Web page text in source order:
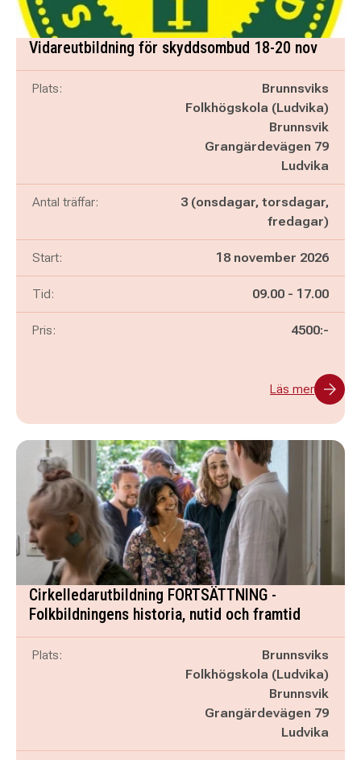
Vidareutbildning för skyddsombud 18-20 nov
Plats:
Brunnsviks
Folkhögskola (Ludvika)
Brunnsvik
Grangärdevägen 79
Ludvika
Antal träffar:
3 (onsdagar, torsdagar,
fredagar)
Start: 18 november 2026
Tid: Pågår mellan
09.00 - och
17.00
Pris: 4500:-
Läs mer
Cirkelledarutbildning FORTSÄTTNING -
Folkbildningens historia, nutid och framtid
Plats:
Brunnsviks
Folkhögskola (Ludvika)
Brunnsvik
Grangärdevägen 79
Ludvika